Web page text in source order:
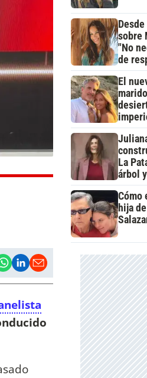
Desde
sobre
"No
de
El
La
árbol
Cómo
hija